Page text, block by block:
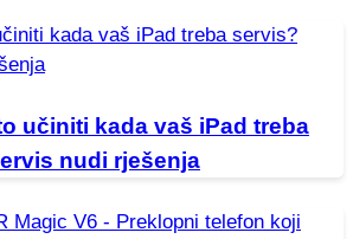
učiniti kada vaš iPad treba
nudi rješenja